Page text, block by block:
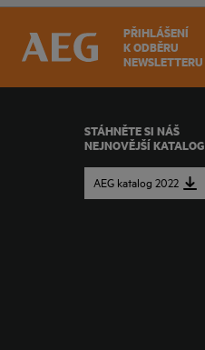
PŘIHLÁŠENÍ
K ODBĚRU
NEWSLETTERU
STÁHNĚTE SI NÁŠ
NEJNOVĚJŠÍ KATALOG
AEG katalog 2022